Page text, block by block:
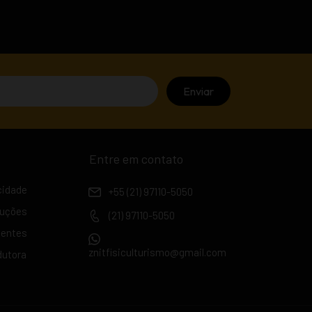
uma nova compra.
Entre em contato
+55 (21) 97110-5050
(21) 97110-5050
znitfisiculturismo@gmail.com